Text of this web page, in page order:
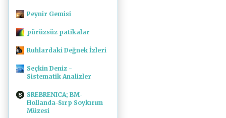
Peynir Gemisi
pürüzsüz patikalar
Ruhlardaki Değnek İzleri
Seçkin Deniz -
Sistematik Analizler
SREBRENICA; BM-
Hollanda-Sırp Soykırım
Müzesi